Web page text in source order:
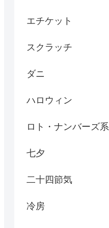
エチケット
スクラッチ
ダニ
ハロウィン
ロト・ナンバーズ系
七夕
二十四節気
冷房